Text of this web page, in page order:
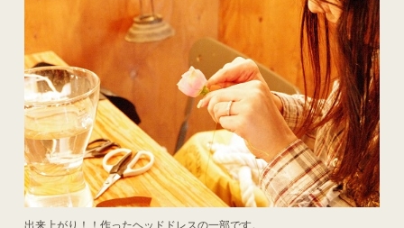
出来上がり！！作ったヘッドドレスの一部です。